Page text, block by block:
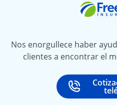
Nos enorgullece haber
clientes a encontrar el